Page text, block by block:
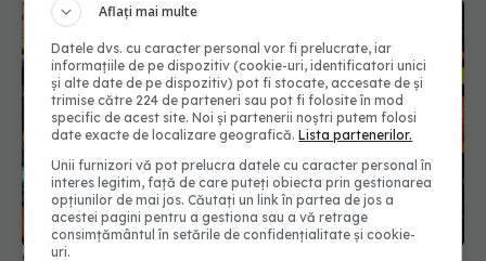
Ce alimente ultraprocesate pot fi bune pentru
sănătate
Aflați mai multe
Datele dvs. cu caracter personal vor fi prelucrate, iar
informațiile de pe dispozitiv (cookie-uri, identificatori unici
și alte date de pe dispozitiv) pot fi stocate, accesate de și
trimise către 224 de parteneri sau pot fi folosite în mod
specific de acest site. Noi și partenerii noștri putem folosi
date exacte de localizare geografică.Lista partenerilor.
Unii furnizori vă pot prelucra datele cu caracter personal în
interes legitim, față de care puteți obiecta prin gestionarea
opțiunilor de mai jos. Căutați un link în partea de jos a
acestei pagini pentru a gestiona sau a vă retrage
consimțământul în setările de confidențialitate și cookie-
uri.